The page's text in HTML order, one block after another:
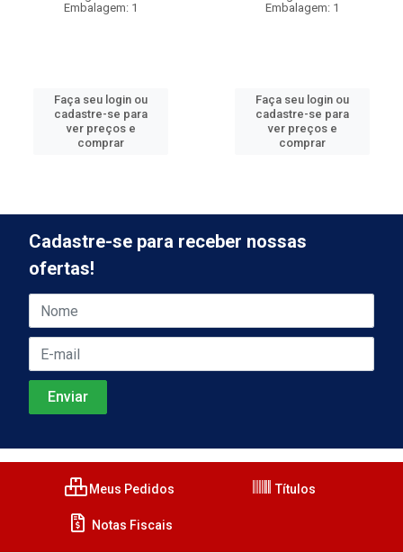
Embalagem: 1
Faça seu login ou
cadastre-se para
ver preços e
comprar
Embalagem: 1
Faça seu login ou
cadastre-se para
ver preços e
comprar
Cadastre-se para receber nossas
ofertas!
Meus Pedidos Títulos
Notas Fiscais